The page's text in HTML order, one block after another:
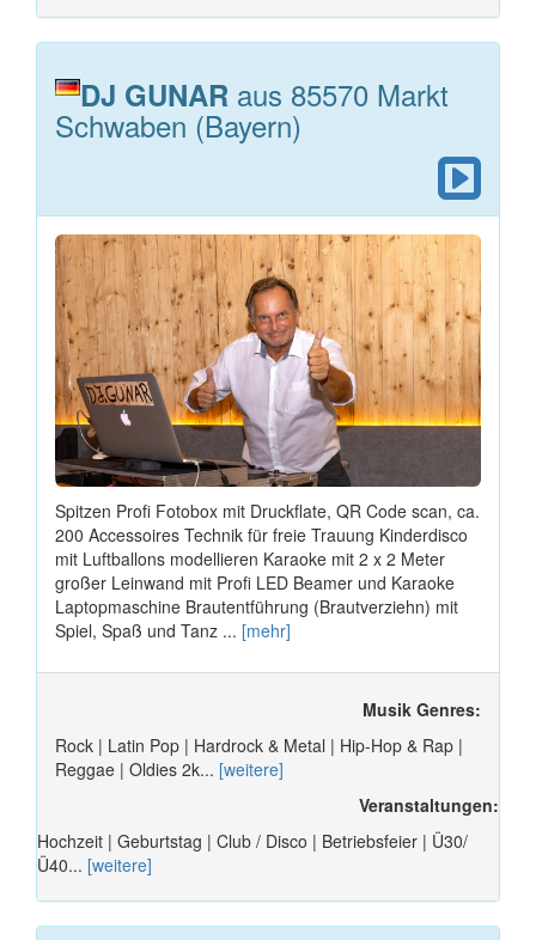
DJ GUNAR aus 85570 Markt
Schwaben (Bayern)
Spitzen Profi Fotobox mit Druckflate, QR Code scan, ca.
200 Accessoires Technik für freie Trauung Kinderdisco
mit Luftballons modellieren Karaoke mit 2 x 2 Meter
großer Leinwand mit Profi LED Beamer und Karaoke
Laptopmaschine Brautentführung (Brautverziehn) mit
Spiel, Spaß und Tanz ... [mehr]
Musik Genres:
Rock | Latin Pop | Hardrock & Metal | Hip-Hop & Rap |
Reggae | Oldies 2k... [weitere]
Veranstaltungen:
Hochzeit | Geburtstag | Club / Disco | Betriebsfeier | Ü30/
Ü40... [weitere]